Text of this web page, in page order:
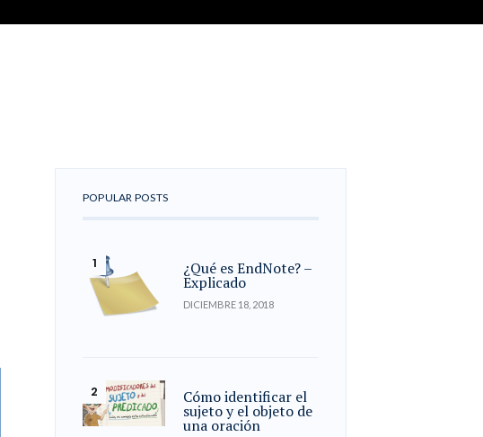
POPULAR POSTS
¿Qué es EndNote? –
Explicado
DICIEMBRE 18, 2018
Cómo identificar el
sujeto y el objeto de
una oración